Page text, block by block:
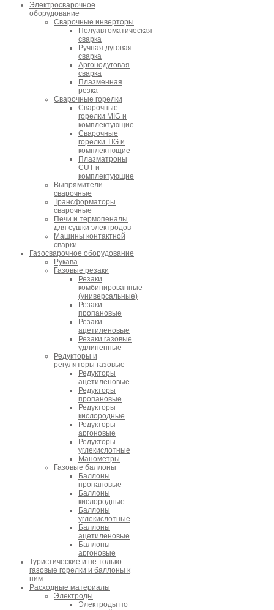
Электросварочное
оборудование
Сварочные инверторы
Полуавтоматическая
сварка
Ручная дуговая
сварка
Аргонодуговая
сварка
Плазменная
резка
Сварочные горелки
Сварочные
горелки MIG и
комплектующие
Сварочные
горелки TIG и
комплектющие
Плазматроны
CUT и
комплектующие
Выпрямители
сварочные
Трансформаторы
сварочные
Печи и термопеналы
для сушки электродов
Машины контактной
сварки
Газосварочное оборудование
Рукава
Газовые резаки
Резаки
комбинированные
(универсальные)
Резаки
пропановые
Резаки
ацетиленовые
Резаки газовые
удлиненные
Редукторы и
регуляторы газовые
Редукторы
ацетиленовые
Редукторы
пропановые
Редукторы
кислородные
Редукторы
аргоновые
Редукторы
углекислотные
Манометры
Газовые баллоны
Баллоны
пропановые
Баллоны
кислородные
Баллоны
углекислотные
Баллоны
ацетиленовые
Баллоны
аргоновые
Туристические и не только
газовые горелки и баллоны к
ним
Расходные материалы
Электроды
Электроды по